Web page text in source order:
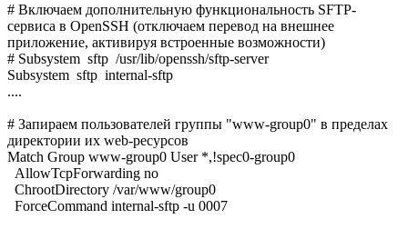
# Включаем дополнительную функциональность SFTP-
сервиса в OpenSSH (отключаем перевод на внешнее
приложение, активируя встроенные возможности)
# Subsystem sftp /usr/lib/openssh/sftp-server
Subsystem sftp internal-sftp
....
# Запираем пользователей группы "www-group0" в пределах
директории их web-ресурсов
Match Group www-group0 User *,!spec0-group0
AllowTcpForwarding no
ChrootDirectory /var/www/group0
ForceCommand internal-sftp -u 0007